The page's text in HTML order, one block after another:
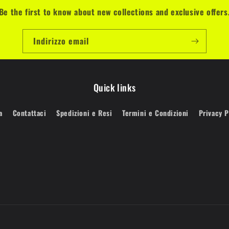
the first to know about new collections and exclusive
Indirizzo email
Quick links
Contattaci Spedizioni e Resi Termini e Condizioni Privacy